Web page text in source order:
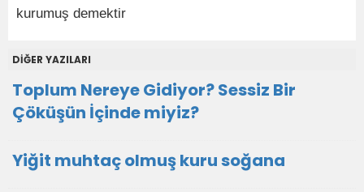
kurumuş demektir
DİĞER YAZILARI
Toplum Nereye Gidiyor? Sessiz Bir
Çöküşün İçinde miyiz?
Yiğit muhtaç olmuş kuru soğana